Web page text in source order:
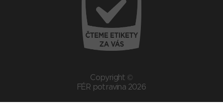
Copyright ©
FÉR potravina 2026